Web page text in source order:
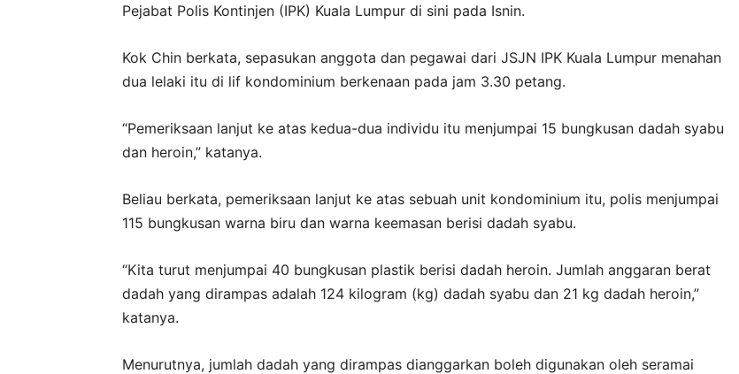
Pejabat Polis Kontinjen (IPK) Kuala Lumpur di sini pada Isnin.
Kok Chin berkata, sepasukan anggota dan pegawai dari JSJN IPK Kuala Lumpur menahan
dua lelaki itu di lif kondominium berkenaan pada jam 3.30 petang.
“Pemeriksaan lanjut ke atas kedua-dua individu itu menjumpai 15 bungkusan dadah syabu
dan heroin,” katanya.
Beliau berkata, pemeriksaan lanjut ke atas sebuah unit kondominium itu, polis menjumpai
115 bungkusan warna biru dan warna keemasan berisi dadah syabu.
“Kita turut menjumpai 40 bungkusan plastik berisi dadah heroin. Jumlah anggaran berat
dadah yang dirampas adalah 124 kilogram (kg) dadah syabu dan 21 kg dadah heroin,”
katanya.
Menurutnya, jumlah dadah yang dirampas dianggarkan boleh digunakan oleh seramai